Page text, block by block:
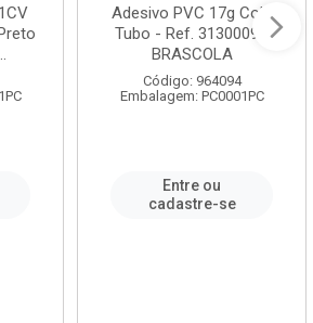
Adesivo PVC 17g Cola
Tubo - Ref. 3130009 -
BRASCOLA
Código: 964094
Embalagem: PC0001PC
Entre ou
cadastre-se